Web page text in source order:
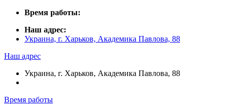
Время работы:
Наш адрес:
Украина, г. Харьков, Академика Павлова, 88
Наш адрес
Украина, г. Харьков, Академика Павлова, 88
Время работы